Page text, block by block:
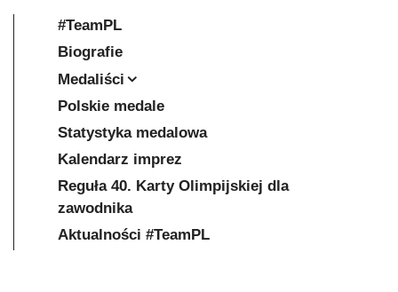
#TeamPL
Biografie
Medaliści
Polskie medale
Statystyka medalowa
Kalendarz imprez
Reguła 40. Karty Olimpijskiej dla
zawodnika
Aktualności #TeamPL